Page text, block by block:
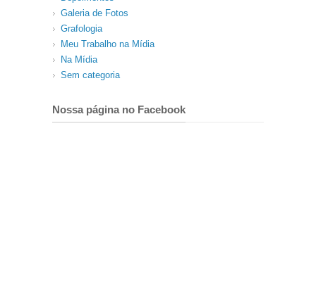
Galeria de Fotos
Grafologia
Meu Trabalho na Mídia
Na Mídia
Sem categoria
Nossa página no Facebook